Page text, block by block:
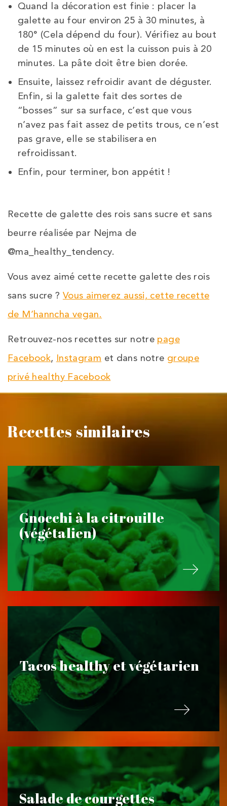
Quand la décoration est finie : placer la
galette au four environ 25 à 30 minutes, à
180° (Cela dépend du four). Vérifiez au bout
de 15 minutes où en est la cuisson puis à 20
minutes. La pâte doit être bien dorée.
Ensuite, laissez refroidir avant de déguster.
Enfin, si la galette fait des sortes de
“bosses” sur sa surface, c’est que vous
n’avez pas fait assez de petits trous, ce n’est
pas grave, elle se stabilisera en
refroidissant.
Enfin, pour terminer, bon appétit !
Recette de galette des rois sans sucre et sans
beurre réalisée par Nejma de
@ma_healthy_tendency.
Vous avez aimé cette recette galette des rois
sans sucre ? Vous aimerez aussi, cette recette
de M’hanncha vegan.
Retrouvez-nos recettes sur notre page
Facebook, Instagram et dans notre groupe
privé healthy Facebook
Recettes similaires
Gnocchi à la citrouille
(végétalien)
Tacos healthy et végétarien
Salade de courgettes